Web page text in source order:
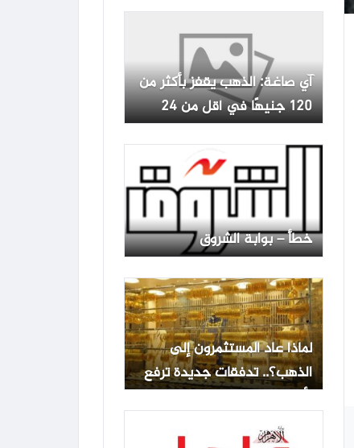
آي صاغة: الذهب يقفز بأكثر من
120 جنيهًا في أقل من 24
ساعة.. وعيار 21 يسجل 6100
جنيه وسط توقعات بوصول
الأوقية إلى 5000 دولار
خطأ – بوابة الشروق
لماذا عاد المستثمرون إلى
الذهب؟.. تدفقات جديدة ترفع
الأسعار في مصر والعالم